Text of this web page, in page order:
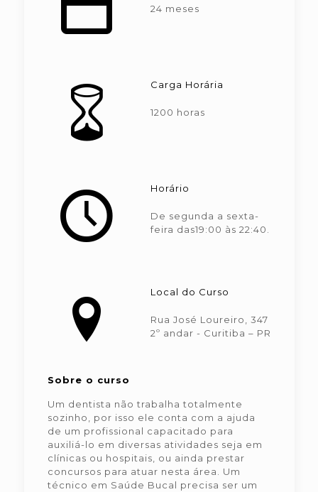
24 meses
Carga Horária
1200 horas
Horário
De segunda a sexta-
feira das19:00 às 22:40.
Local do Curso
Rua José Loureiro, 347
2º andar - Curitiba – PR
Sobre o curso
Um dentista não trabalha totalmente
sozinho, por isso ele conta com a ajuda
de um profissional capacitado para
auxiliá-lo em diversas atividades seja em
clínicas ou hospitais, ou ainda prestar
concursos para atuar nesta área. Um
técnico em Saúde Bucal precisa ser um